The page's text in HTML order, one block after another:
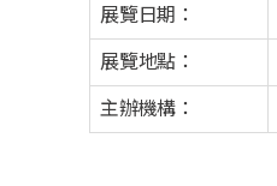
展覽日期：
展覽地點：
主辦機構：